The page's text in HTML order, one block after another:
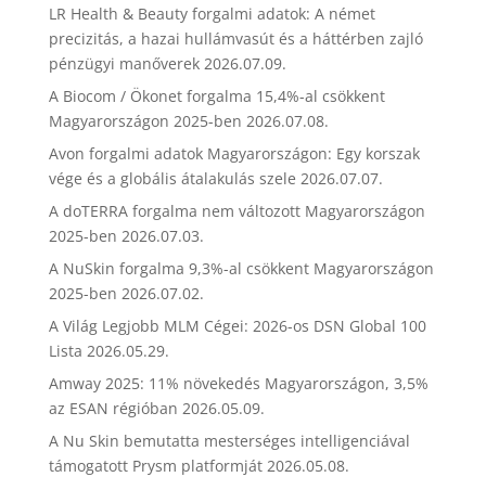
LR Health & Beauty forgalmi adatok: A német
precizitás, a hazai hullámvasút és a háttérben zajló
pénzügyi manőverek 2026.07.09.
A Biocom / Ökonet forgalma 15,4%-al csökkent
Magyarországon 2025-ben 2026.07.08.
Avon forgalmi adatok Magyarországon: Egy korszak
vége és a globális átalakulás szele 2026.07.07.
A doTERRA forgalma nem változott Magyarországon
2025-ben 2026.07.03.
A NuSkin forgalma 9,3%-al csökkent Magyarországon
2025-ben 2026.07.02.
A Világ Legjobb MLM Cégei: 2026-os DSN Global 100
Lista 2026.05.29.
Amway 2025: 11% növekedés Magyarországon, 3,5%
az ESAN régióban 2026.05.09.
A Nu Skin bemutatta mesterséges intelligenciával
támogatott Prysm platformját 2026.05.08.